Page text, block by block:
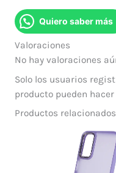
Quiero saber más
Valoraciones
No hay valoraciones
Solo los usuarios
producto pueden
Productos relacionados